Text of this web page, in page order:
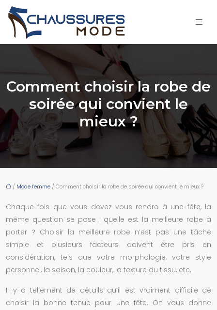
Comment choisir la robe de
soirée qui convient le
mieux ?
/ Mode femme / Comment choisir la robe de soirée qui convient le mieux ?
Chaque fois que vous devez vous rendre à une fête, la
même question se pose : quelle est la meilleure robe à
porter ? Choisir la meilleure robe n’est pas une tâche
simple et plusieurs facteurs doivent être pris en
considération, tels que votre morphologie, votre style
personnel, la saison, la couleur, la texture du tissu, etc.
Il y a tellement de détails qu’il est vraiment difficile de
choisir la bonne tenue pour une fête. On vous donne